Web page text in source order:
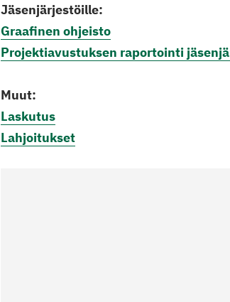
Jäsenjärjestöille:
Graafinen ohjeisto
Projektiavustuksen raportointi
Muut:
Laskutus
Lahjoitukset